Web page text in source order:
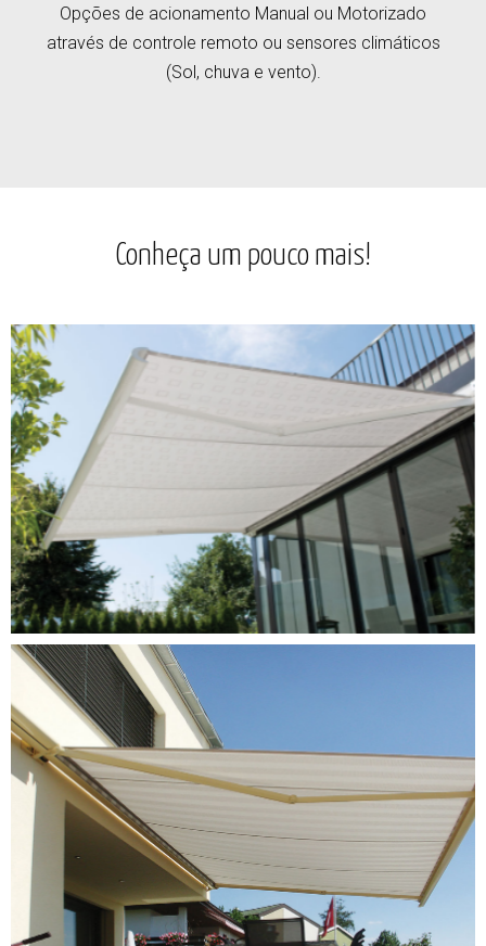
Opções de acionamento Manual ou Motorizado
através de controle remoto ou sensores climáticos
(Sol, chuva e vento).
Conheça um pouco mais!